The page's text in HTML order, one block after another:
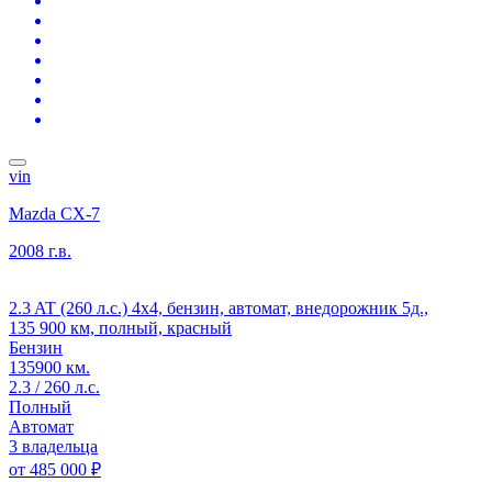
vin
Mazda CX-7
2008 г.в.
2.3 AT (260 л.с.) 4x4, бензин, автомат, внедорожник 5д.,
135 900 км, полный, красный
Бензин
135900 км.
2.3 / 260 л.с.
Полный
Автомат
3 владельца
от 485 000 ₽